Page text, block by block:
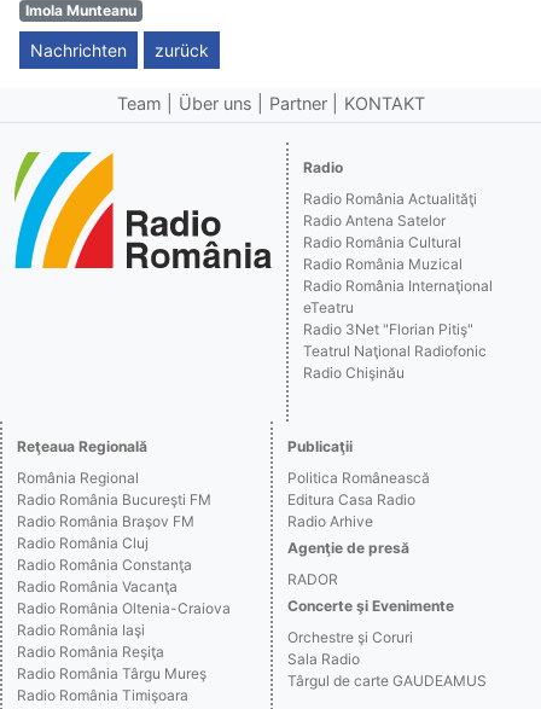
Imola Munteanu
Nachrichten zurück
Team Über uns Partner KONTAKT
Radio
Radio România Actualităţi
Radio Antena Satelor
Radio România Cultural
Radio România Muzical
Radio România Internaţional
eTeatru
Radio 3Net "Florian Pitiş"
Teatrul Naţional Radiofonic
Radio Chişinău
Reţeaua Regională
România Regional
Radio România Bucureşti FM
Radio România Braşov FM
Radio România Cluj
Radio România Constanţa
Radio România Vacanţa
Radio România Oltenia-Craiova
Radio România Iaşi
Radio România Reşiţa
Radio România Târgu Mureş
Radio România Timişoara
Publicaţii
Politica Românească
Editura Casa Radio
Radio Arhive
Agenţie de presă
RADOR
Concerte şi Evenimente
Orchestre şi Coruri
Sala Radio
Târgul de carte GAUDEAMUS